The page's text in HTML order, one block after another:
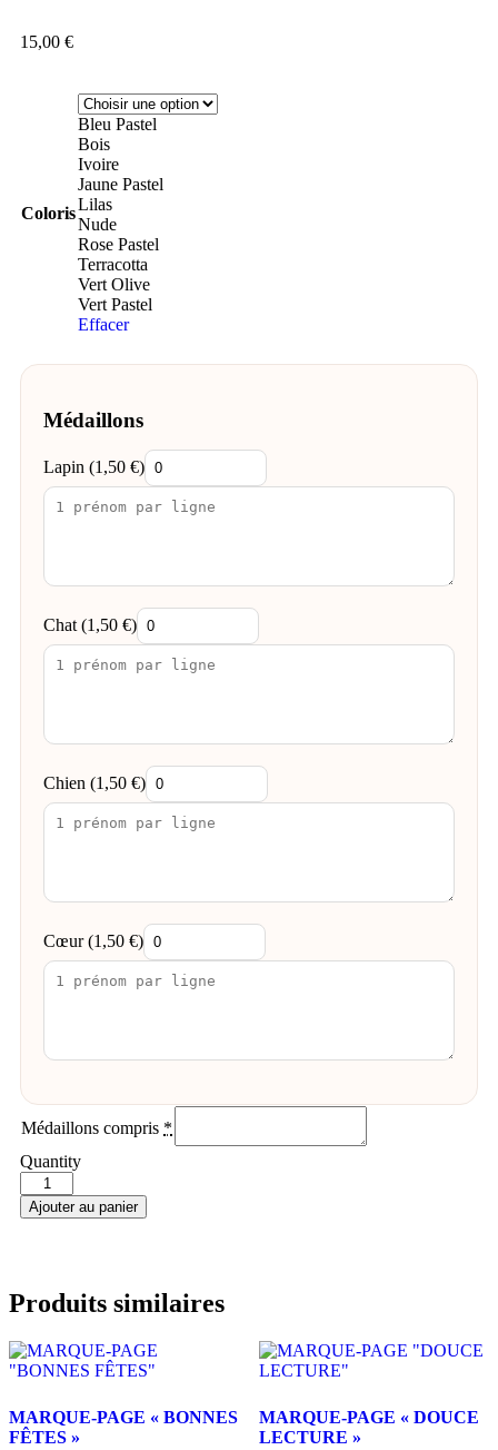
15,00 €
Coloris
Bleu Pastel
Bois
Ivoire
Jaune Pastel
Lilas
Nude
Rose Pastel
Terracotta
Vert Olive
Vert Pastel
Effacer
Médaillons
Lapin (1,50 €)
Chat (1,50 €)
Chien (1,50 €)
Cœur (1,50 €)
Médaillons compris *
Quantity
Ajouter au panier
Produits similaires
MARQUE-PAGE « BONNES
FÊTES »
MARQUE-PAGE « DOUCE
LECTURE »